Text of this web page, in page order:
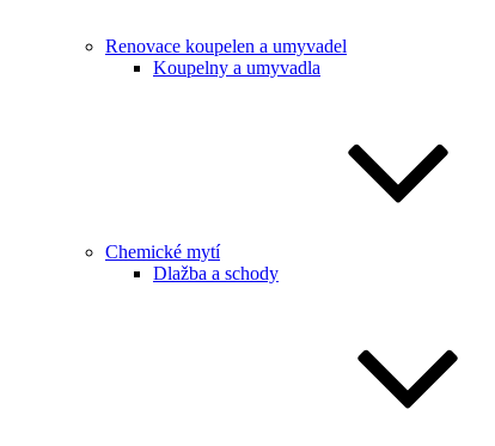
Renovace koupelen a umyvadel
Koupelny a umyvadla
Chemické mytí
Dlažba a schody